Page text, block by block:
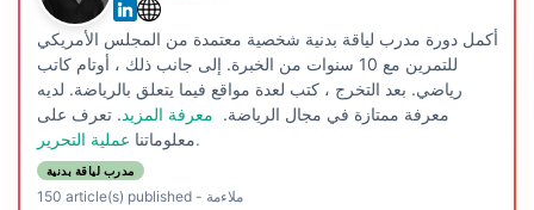
أكمل دورة مدرب لياقة بدنية شخصية معتمدة من المجلس الأمريكي
للتمرين مع 10 سنوات من الخبرة. إلى جانب ذلك ، أوتام كاتب
رياضي. بعد التخرج ، كتب لعدة مواقع فيما يتعلق بالرياضة. لديه
معرفة ممتازة في مجال الرياضة. معرفة المزيد. تعرف على
معلوماتناعملية التحرير.
مدرب لياقة بدنية
150 article(s) published- ملاءمة